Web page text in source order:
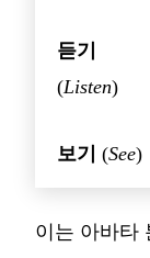
듣기
(Listen)
보기 (See)
이는 아바타